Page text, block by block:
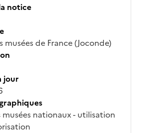
notice
musées de France (Joconde)
jour
nationaux - utilisation